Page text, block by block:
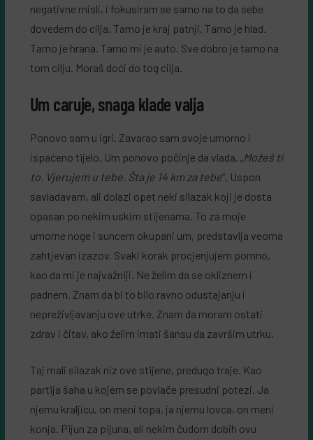
negativne misli, i fokusiram se samo na to da sebe
dovedem do cilja. Tamo je kraj patnji. Tamo je hlad.
Tamo je hrana. Tamo mi je auto. Sve dobro je tamo na
tom cilju. Moraš doći do tog cilja.
Um caruje, snaga klade valja
Ponovo sam u igri. Zavarao sam svoje umorno i
ispaćeno tijelo. Um ponovo počinje da vlada. „
Možeš ti
to. Vjerujem u tebe. Šta je 14 km za tebe“. Uspon
savladavam, ali dolazi opet neki silazak koji je dosta
opasan po nekim uskim stijenama. To za moje
umorne noge i suncem okupani um, predstavlja veoma
zahtjevan izazov. Svaki korak procjenjujem pomno,
kao da mi je najvažniji. Ne želim da se okliznem i
padnem. Znam da bi to bilo ravno odustajanju i
nepreživljavanju ove utrke. Znam da moram ostati
zdrav i čitav, ako želim imati šansu da završim utrku.
Taj mali silazak niz ove stijene, predugo traje. Kao
partija šaha u kojem se povlače presudni potezi. Ja
njemu kraljicu, on meni topa, ja njemu lovca, on meni
konja. Pijun za pijuna, ali nekim čudom dobih ovu